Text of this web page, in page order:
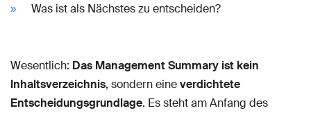
Was ist als Nächstes zu entscheiden?
Wesentlich: Das Management Summary ist kein
Inhaltsverzeichnis, sondern eineverdichtete
Entscheidungsgrundlage. Es steht am Anfang des